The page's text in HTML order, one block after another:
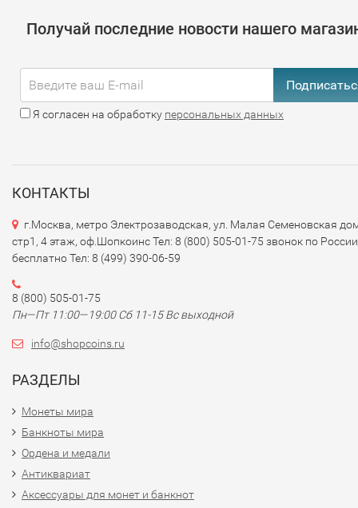
Получай последние новости нашего
Я согласен на обработку персональных данных
КОНТАКТЫ
г.Москва, метро Электрозаводская, ул. Малая Семеновская
стр1, 4 этаж, оф.Шопкоинс Тел: 8 (800) 505-01-75 звонок по России
бесплатно Тел: 8 (499) 390-06-59
8 (800) 505-01-75
Пн—Пт 11:00—19:00 Сб 11-15 Вс выходной
info@shopcoins.ru
РАЗДЕЛЫ
Монеты мира
Банкноты мира
Ордена и медали
Антиквариат
Аксессуары для монет и банкнот